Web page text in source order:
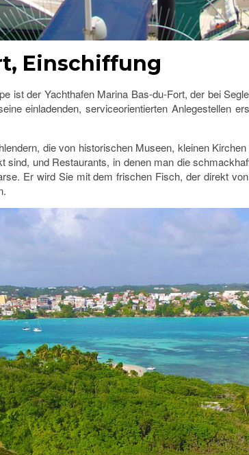
Einschiffung
ist der Yachthafen Marina Bas-du-Fort, der bei
einladenden, serviceorientierten Anlegestellen
die von historischen Museen, kleinen
und Restaurants, in denen man die
Er wird Sie mit dem frischen Fisch, der direkt